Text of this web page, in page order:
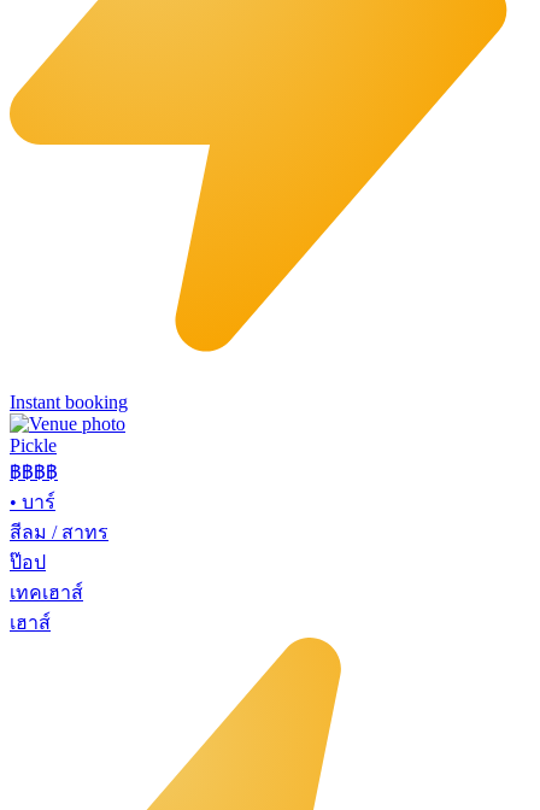
Instant booking
Pickle
฿฿฿฿
• บาร์
สีลม / สาทร
ป๊อป
เทคเฮาส์
เฮาส์